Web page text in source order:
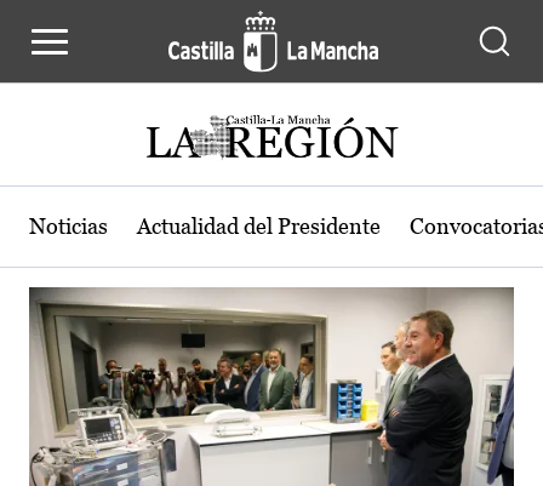
Actualidad de la región de Castilla-
Noticias Actualidad del Presidente